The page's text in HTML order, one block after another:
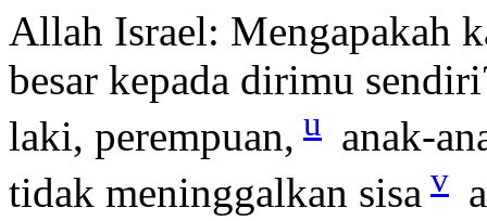
Allah Israel: Mengapakah
besar kepada dirimu
laki, perempuan, u
anak-
tidak meninggalkan sisa v